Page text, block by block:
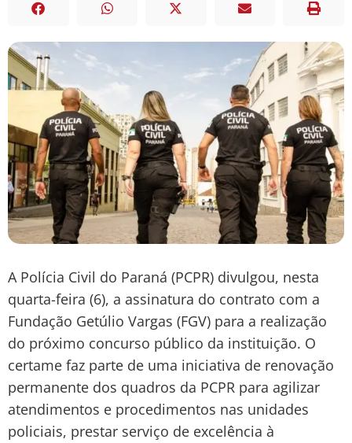
A Polícia Civil do Paraná (PCPR) divulgou, nesta
quarta-feira (6), a assinatura do contrato com a
Fundação Getúlio Vargas (FGV) para a realização
do próximo concurso público da instituição. O
certame faz parte de uma iniciativa de renovação
permanente dos quadros da PCPR para agilizar
atendimentos e procedimentos nas unidades
policiais, prestar serviço de excelência à